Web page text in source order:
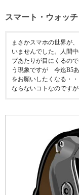
スマート・ウォッチ
まさかスマホの世界が
いませんでした。人間
プあたりが目にくるの
う現象ですが 今迄B5
をお願いしたくなる・
ならないコトなのです